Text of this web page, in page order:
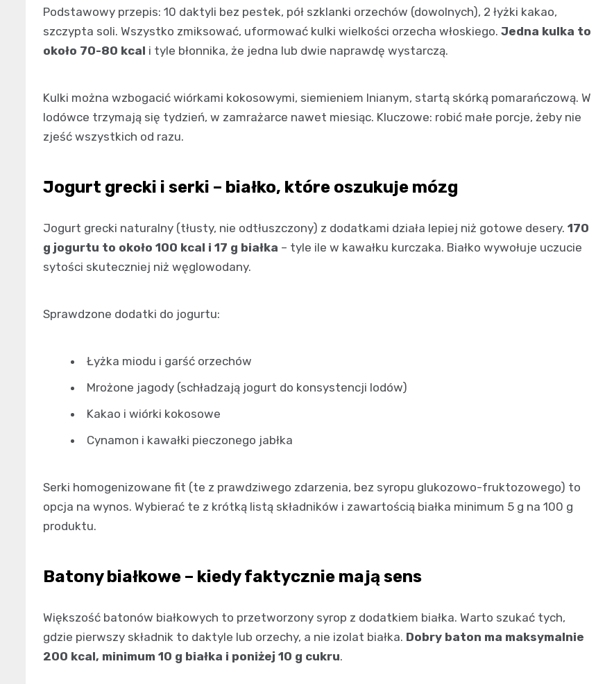
Podstawowy przepis: 10 daktyli bez pestek, pół szklanki orzechów (dowolnych), 2 łyżki kakao,
szczypta soli. Wszystko zmiksować, uformować kulki wielkości orzecha włoskiego. Jedna kulka to
około 70-80 kcal i tyle błonnika, że jedna lub dwie naprawdę wystarczą.
Kulki można wzbogacić wiórkami kokosowymi, siemieniem lnianym, startą skórką pomarańczową. W
lodówce trzymają się tydzień, w zamrażarce nawet miesiąc. Kluczowe: robić małe porcje, żeby nie
zjeść wszystkich od razu.
Jogurt grecki i serki – białko, które oszukuje mózg
Jogurt grecki naturalny (tłusty, nie odtłuszczony) z dodatkami działa lepiej niż gotowe desery. 170
g jogurtu to około 100 kcal i 17 g białka – tyle ile w kawałku kurczaka. Białko wywołuje uczucie
sytości skuteczniej niż węglowodany.
Sprawdzone dodatki do jogurtu:
Łyżka miodu i garść orzechów
Mrożone jagody (schładzają jogurt do konsystencji lodów)
Kakao i wiórki kokosowe
Cynamon i kawałki pieczonego jabłka
Serki homogenizowane fit (te z prawdziwego zdarzenia, bez syropu glukozowo-fruktozowego) to
opcja na wynos. Wybierać te z krótką listą składników i zawartością białka minimum 5 g na 100 g
produktu.
Batony białkowe – kiedy faktycznie mają sens
Większość batonów białkowych to przetworzony syrop z dodatkiem białka. Warto szukać tych,
gdzie pierwszy składnik to daktyle lub orzechy, a nie izolat białka. Dobry baton ma maksymalnie
200 kcal, minimum 10 g białka i poniżej 10 g cukru.